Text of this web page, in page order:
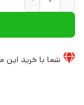
شما با خرید